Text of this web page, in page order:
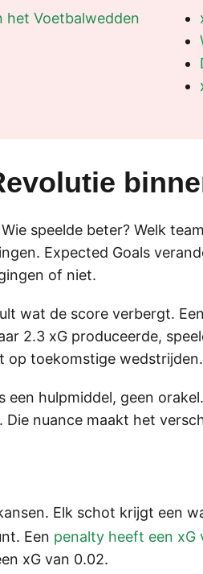
het Voetbalwedden
speelde beter? Welk
Expected Goals
of niet.
wat de score verbergt.
2.3 xG produceerde,
op toekomstige wedstrijden.
een hulpmiddel, geen
nuance maakt het
Elk schot krijgt een
Een penalty heeft een xG
xG van 0.02.